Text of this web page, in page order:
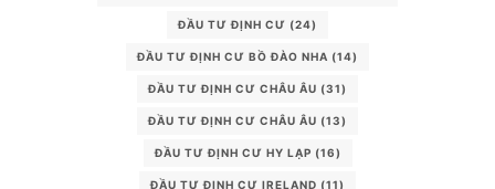
ĐẦU TƯ ĐỊNH CƯ (24)
ĐẦU TƯ ĐỊNH CƯ BỒ ĐÀO NHA (14)
ĐẦU TƯ ĐỊNH CƯ CHÂU ÂU (31)
ĐẦU TƯ ĐỊNH CƯ CHÂU ÂU (13)
ĐẦU TƯ ĐỊNH CƯ HY LẠP (16)
ĐẦU TƯ ĐỊNH CƯ IRELAND (11)